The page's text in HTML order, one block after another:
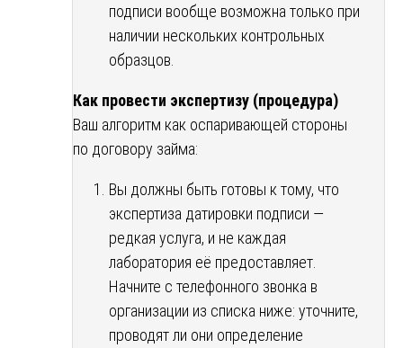
подписи вообще возможна только при
наличии нескольких контрольных
образцов.
Как провести экспертизу (процедура)
Ваш алгоритм как оспаривающей стороны
по договору займа:
Вы должны быть готовы к тому, что
экспертиза датировки подписи —
редкая услуга, и не каждая
лаборатория её предоставляет.
Начните с телефонного звонка в
организации из списка ниже: уточните,
проводят ли они определение